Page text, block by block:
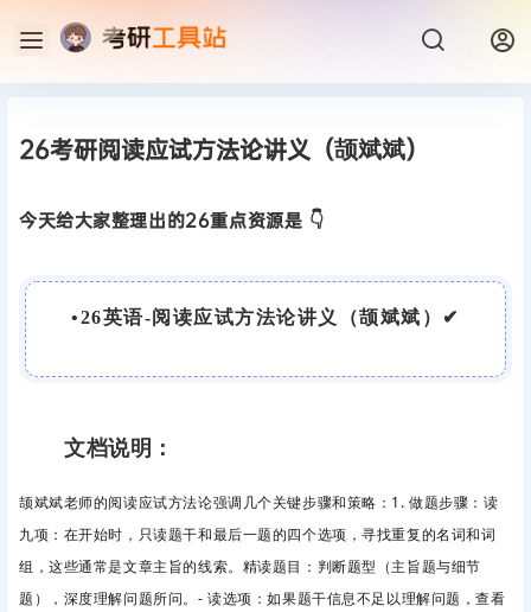
26考研阅读应试方法论讲义（颉斌斌）
今天给大家整理出的26重点资源是 👇
•26英语-阅读应试方法论讲义（颉斌斌） ✔
文档说明：
颉斌斌老师的阅读应试方法论强调几个关键步骤和策略：1. 做题步骤：读
九项：在开始时，只读题干和最后一题的四个选项，寻找重复的名词和词
组，这些通常是文章主旨的线索。精读题目：判断题型（主旨题与细节
题），深度理解问题所问。- 读选项：如果题干信息不足以理解问题，查看